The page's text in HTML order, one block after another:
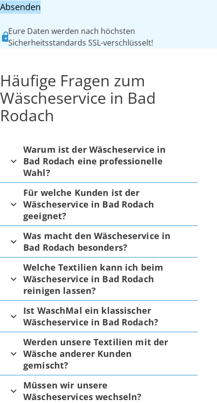
Absenden
Eure Daten werden nach höchsten
Sicherheitsstandards SSL-verschlüsselt!
Häufige Fragen zum
Wäscheservice in Bad
Rodach
Warum ist der Wäscheservice in
Bad Rodach eine professionelle
Wahl?
Für welche Kunden ist der
Wäscheservice in Bad Rodach
geeignet?
Was macht den Wäscheservice in
Bad Rodach besonders?
Welche Textilien kann ich beim
Wäscheservice in Bad Rodach
reinigen lassen?
Ist WaschMal ein klassischer
Wäscheservice in Bad Rodach?
Werden unsere Textilien mit der
Wäsche anderer Kunden
gemischt?
Müssen wir unsere
Wäscheservices wechseln?